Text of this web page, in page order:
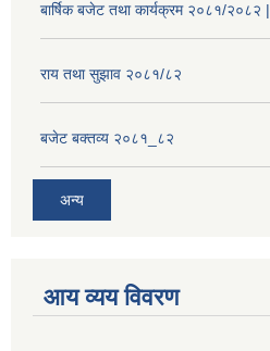
बार्षिक बजेट तथा कार्यक्रम २०८१/२०८२ |
राय तथा सुझाव २०८१/८२
बजेट बक्तव्य २०८१_८२
अन्य
आय व्यय विवरण